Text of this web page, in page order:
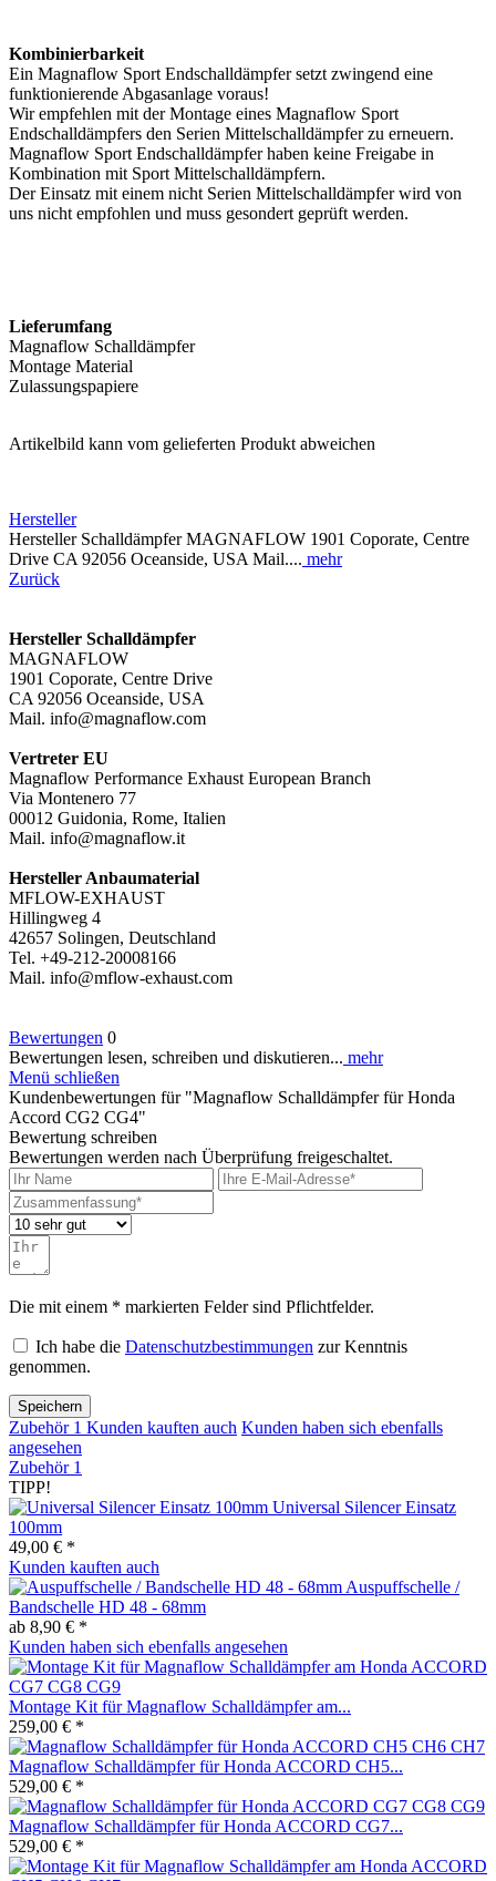
Kombinierbarkeit
Ein Magnaflow Sport Endschalldämpfer setzt zwingend eine
funktionierende Abgasanlage voraus!
Wir empfehlen mit der Montage eines Magnaflow Sport
Endschalldämpfers den Serien Mittelschalldämpfer zu erneuern.
Magnaflow Sport Endschalldämpfer haben keine Freigabe in
Kombination mit Sport Mittelschalldämpfern.
Der Einsatz mit einem nicht Serien Mittelschalldämpfer wird von
uns nicht empfohlen und muss gesondert geprüft werden.
Lieferumfang
Magnaflow Schalldämpfer
Montage Material
Zulassungspapiere
Artikelbild kann vom gelieferten Produkt abweichen
Hersteller
Hersteller Schalldämpfer MAGNAFLOW 1901 Coporate, Centre
Drive CA 92056 Oceanside, USA Mail.... mehr
Zurück
Hersteller Schalldämpfer
MAGNAFLOW
1901 Coporate, Centre Drive
CA 92056 Oceanside, USA
Mail. info@magnaflow.com
Vertreter EU
Magnaflow Performance Exhaust European Branch
Via Montenero 77
00012 Guidonia, Rome, Italien
Mail. info@magnaflow.it
Hersteller Anbaumaterial
MFLOW-EXHAUST
Hillingweg 4
42657 Solingen, Deutschland
Tel. +49-212-20008166
Mail. info@mflow-exhaust.com
Bewertungen 0
Bewertungen lesen, schreiben und diskutieren... mehr
Menü schließen
Kundenbewertungen für "Magnaflow Schalldämpfer für Honda
Accord CG2 CG4"
Bewertung schreiben
Bewertungen werden nach Überprüfung freigeschaltet.
Die mit einem * markierten Felder sind Pflichtfelder.
Ich habe die Datenschutzbestimmungen zur Kenntnis
genommen.
Speichern
Zubehör 1 Kunden kauften auch Kunden haben sich ebenfalls
angesehen
Zubehör 1
TIPP!
Universal Silencer Einsatz
100mm
49,00 € *
Kunden kauften auch
Auspuffschelle /
Bandschelle HD 48 - 68mm
ab 8,90 € *
Kunden haben sich ebenfalls angesehen
Montage Kit für Magnaflow Schalldämpfer am...
259,00 € *
Magnaflow Schalldämpfer für Honda ACCORD CH5...
529,00 € *
Magnaflow Schalldämpfer für Honda ACCORD CG7...
529,00 € *